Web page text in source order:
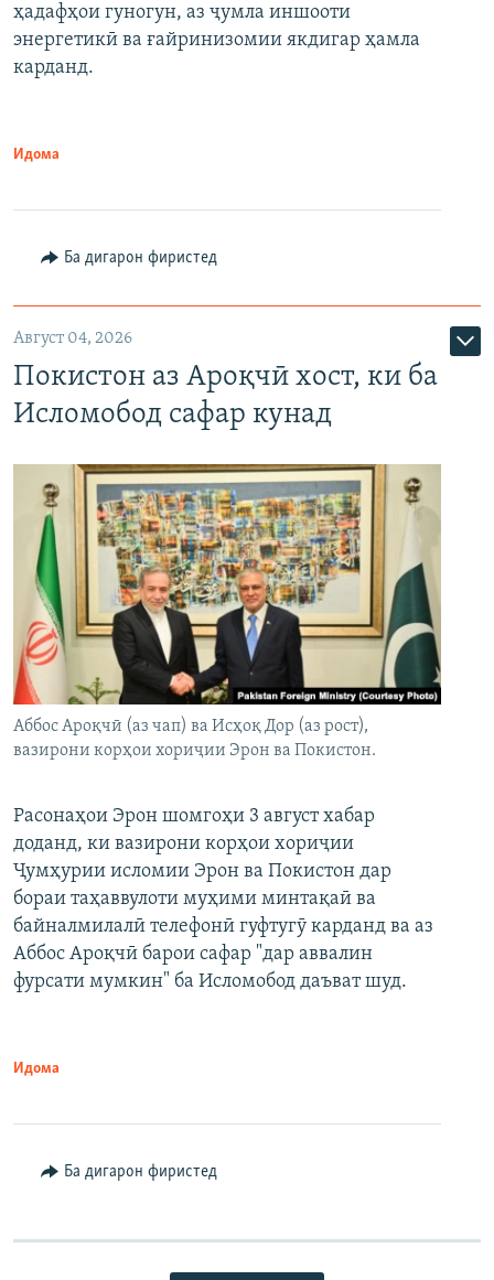
ҳадафҳои гуногун, аз ҷумла иншооти
энергетикӣ ва ғайринизомии якдигар ҳамла
карданд.
Идома
Ба дигарон фиристед
Август 04, 2026
Покистон аз Ароқчӣ хост, ки ба
Исломобод сафар кунад
Аббос Ароқчӣ (аз чап) ва Исҳоқ Дор (аз рост),
вазирони корҳои хориҷии Эрон ва Покистон.
Расонаҳои Эрон шомгоҳи 3 август хабар
доданд, ки вазирони корҳои хориҷии
Ҷумҳурии исломии Эрон ва Покистон дар
бораи таҳаввулоти муҳими минтақаӣ ва
байналмилалӣ телефонӣ гуфтугӯ карданд ва аз
Аббос Ароқчӣ барои сафар "дар аввалин
фурсати мумкин" ба Исломобод даъват шуд.
Идома
Ба дигарон фиристед